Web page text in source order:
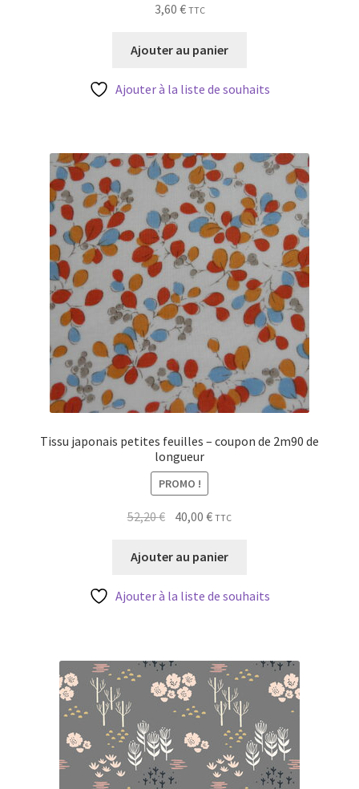
3,60 € TTC
Ajouter au panier
Ajouter à la liste de souhaits
Tissu japonais petites feuilles – coupon de 2m90 de
longueur
PROMO !
52,20€ Le
initial
52,20 €.
40,00€Le
actuel
40,00 €.
TTC
Ajouter au panier
Ajouter à la liste de souhaits